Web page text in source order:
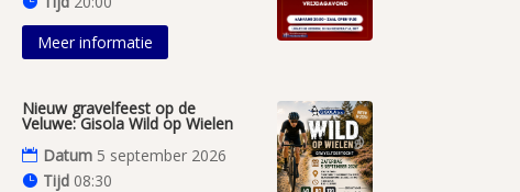
Meer informatie
Nieuw gravelfeest op de
Veluwe: Gisola Wild op Wielen
Datum 5 september 2026
Tijd 08:30